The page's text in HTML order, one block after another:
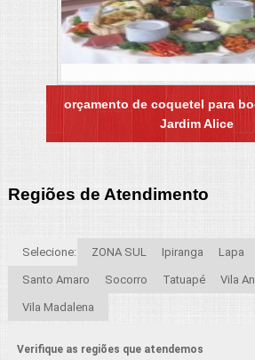
orçamento de coquetel para
Jardim Alice
Regiões de Atendimento
Selecione: ZONA SUL Ipiranga Lapa
Santo Amaro Socorro Tatuapé Vila
Vila Madalena
Verifique as regiões que atendemos